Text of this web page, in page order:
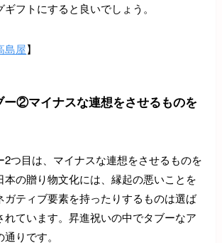
フトにすると良いでしょう。
島屋】
ー②マイナスな連想をさせるものを
2つ目は、マイナスな連想をさせるものを
本の贈り物文化には、縁起の悪いことを
ガティブ要素を持ったりするものは選ば
れています。昇進祝いの中でタブーなア
りです。